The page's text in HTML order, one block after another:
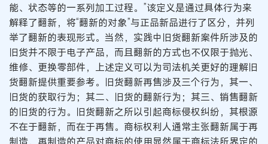
能、状态等的一系列加工过程。”该定义是通过具体行为来
解释了翻新，将“翻新的对象”与正品新品进行了区分，并列
举了翻新的表现形式。当然，实践中旧货翻新案件所涉及的
旧货并不限于电子产品，而且翻新的方式也不仅限于抛光、
维修、更换零部件，上述定义可以为司法机关更好的理解旧
货翻新提供重要参考。旧货翻新再售涉及三个行为，其一、
旧货的获取行为；其二、旧货的翻新行为；其三、销售翻新
的旧货的行为。旧货翻新之所以引起商标侵权纠纷，其根源
不在于翻新，而在于再售。商标权利人通常主张翻新属于再